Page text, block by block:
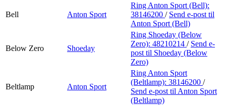
Bell Anton Sport
Ring Anton Sport (Bell):
38146200 / Send e-post til
Anton Sport (Bell)
Below Zero Shoeday
Ring Shoeday (Below
Zero): 48210214 / Send e-
post til Shoeday (Below
Zero)
Beltlamp Anton Sport
Ring Anton Sport
(Beltlamp): 38146200 /
Send e-post til Anton Sport
(Beltlamp)